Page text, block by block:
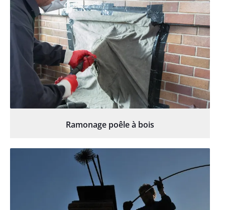
Ramonage poêle à bois